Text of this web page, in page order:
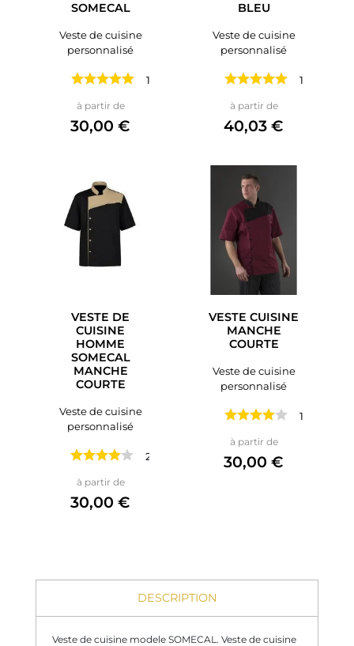
SOMECAL
Veste de cuisine
personnalisé
1 avis
à partir dePrix
30,00 €
BLEU
Veste de cuisine
personnalisé
1 avis
à partir dePrix
40,03 €
VESTE DE
CUISINE
HOMME
SOMECAL
MANCHE
COURTE
Veste de cuisine
personnalisé
2 avis
à partir dePrix
30,00 €
VESTE CUISINE
MANCHE
COURTE
Veste de cuisine
personnalisé
1 avis
à partir dePrix
30,00 €
DESCRIPTION
Veste de cuisine modele SOMECAL. Veste de cuisine